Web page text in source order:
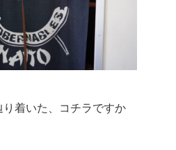
り着いた、コチラですか